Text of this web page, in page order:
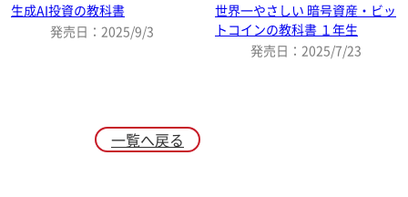
生成AI投資の教科書
発売日：2025/9/3
世界一やさしい 暗号資産・ビッ
トコインの教科書 １年生
発売日：2025/7/23
一覧へ戻る